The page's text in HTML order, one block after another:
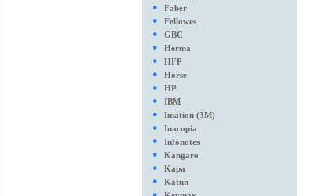
●
Faber
●
Fellowes
●
GBC
●
Herma
●
HFP
●
Horse
●
HP
●
IBM
●
Imation (3M)
●
Inacopia
●
Infonotes
●
Kangaro
●
Kapa
●
Katun
●